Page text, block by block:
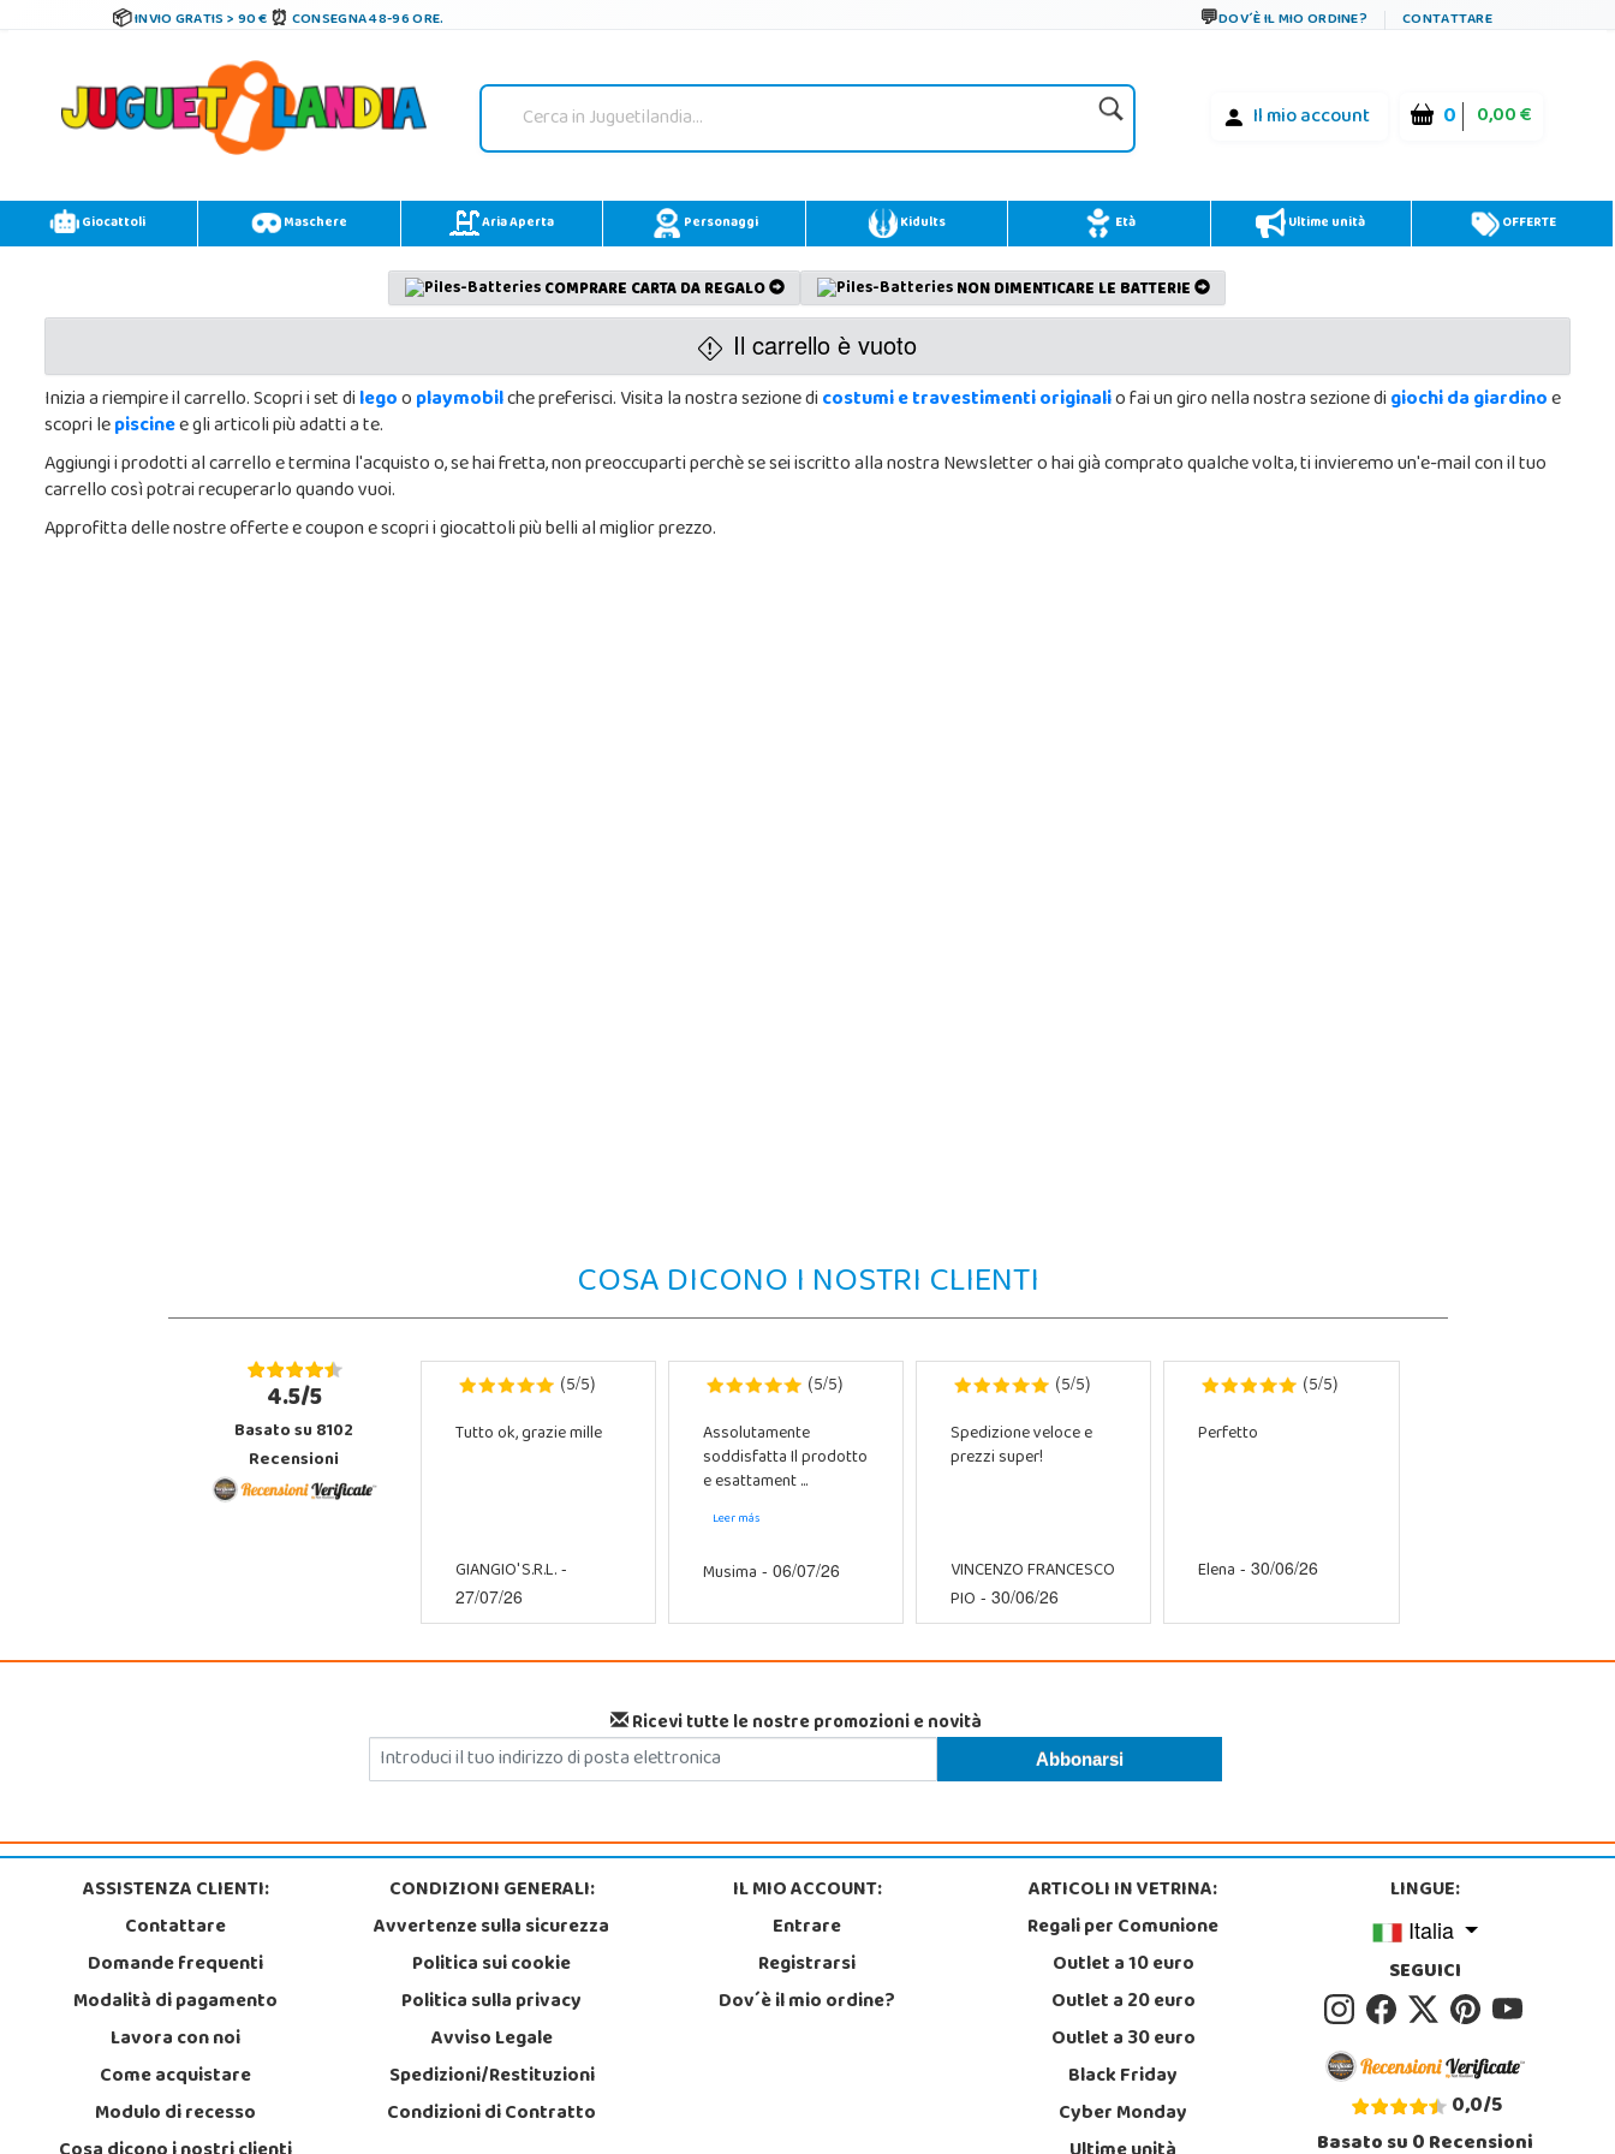
INVIO GRATIS > 90 € CONSEGNA 48-96 ORE. DOV´È IL MIO ORDINE? CONTATTARE
Il mio account 0 0,00 €
Giocattoli Maschere Aria Aperta Personaggi Kidults Età Ultime unità OFFERTE
COMPRARE CARTA DA REGALO NON DIMENTICARE LE BATTERIE
Il carrello è vuoto
Inizia a riempire il carrello. Scopri i set dilegooplaymobilche preferisci. Visita la nostra sezione dicostumi e travestimenti originalio fai un giro nella nostra sezione digiochi da giardinoe
scopri lepiscinee gli articoli più adatti a te.
Aggiungi i prodotti al carrello e termina l'acquisto o, se hai fretta, non preoccuparti perchè se sei iscritto alla nostra Newsletter o hai già comprato qualche volta, ti invieremo un'e-mail con il tuo
carrello così potrai recuperarlo quando vuoi.
Approfitta delle nostre offerte e coupon e scopri i giocattoli più belli al miglior prezzo.
COSA DICONO I NOSTRI CLIENTI
4.5/5
Basato su 8102
Recensioni
(5/5)
Tutto ok, grazie mille
GIANGIO' S.R.L.-
27/07/26
(5/5)
Assolutamente
soddisfatta Il prodotto
e esattament ...
Leer más
Musima - 06/07/26
(5/5)
Spedizione veloce e
prezzi super!
VINCENZO FRANCESCO
PIO - 30/06/26
(5/5)
Perfetto
Elena - 30/06/26
Ricevi tutte le nostre promozioni e novità
ASSISTENZA CLIENTI:
Contattare
Domande frequenti
Modalità di pagamento
Lavora con noi
Come acquistare
Modulo di recesso
CONDIZIONI GENERALI:
Avvertenze sulla sicurezza
Politica sui cookie
Politica sulla privacy
Avviso Legale
Spedizioni/Restituzioni
Condizioni di Contratto
IL MIO ACCOUNT:
Entrare
Registrarsi
Dov´è il mio ordine?
ARTICOLI IN VETRINA:
Regali per Comunione
Outlet a 10 euro
Outlet a 20 euro
Outlet a 30 euro
Black Friday
Cyber Monday
LINGUE:
Italia
SEGUICI
0,0/5
Basato su0Recensioni